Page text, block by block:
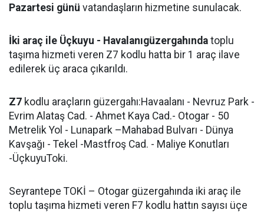
Pazartesi günü vatandaşların hizmetine sunulacak.
İki araç ile Üçkuyu - Havalanıgüzergahında toplu
taşıma hizmeti veren Z7 kodlu hatta bir 1 araç ilave
edilerek üç araca çıkarıldı.
Z7 kodlu araçların güzergahı:Havaalanı - Nevruz Park -
Evrim Alataş Cad. - Ahmet Kaya Cad.- Otogar - 50
Metrelik Yol - Lunapark –Mahabad Bulvarı - Dünya
Kavşağı - Tekel -Mastfroş Cad. - Maliye Konutları
-ÜçkuyuToki.
Seyrantepe TOKİ – Otogar güzergahında iki araç ile
toplu taşıma hizmeti veren F7 kodlu hattın sayısı üçe